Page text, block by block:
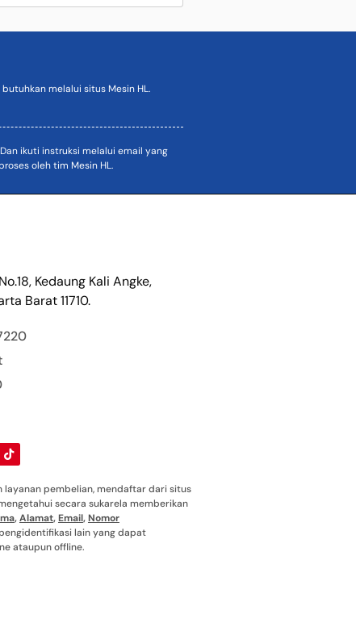
melalui situs Mesin HL.
ikuti instruksi melalui email yang
oleh tim Mesin HL.
Kedaung Kali Angke,
Barat 11710.
layanan pembelian, mendaftar dari situs
secara sukarela memberikan
,Alamat,Email,Nomor
lain yang dapat
ataupun offline.